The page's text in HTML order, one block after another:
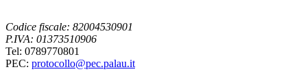
Codice fiscale: 82004530901
P.IVA: 01373510906
Tel: 0789770801
PEC: protocollo@pec.palau.it